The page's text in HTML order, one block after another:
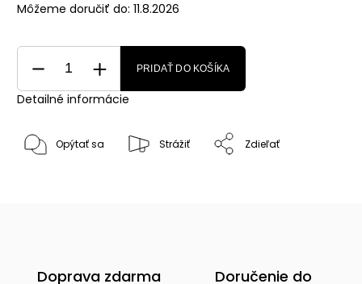
Môžeme doručiť do: 11.8.2026
PRIDAŤ DO KOŠÍKA
Detailné informácie
Opýtať sa Strážiť Zdieľať
Doprava zdarma
Doručenie do